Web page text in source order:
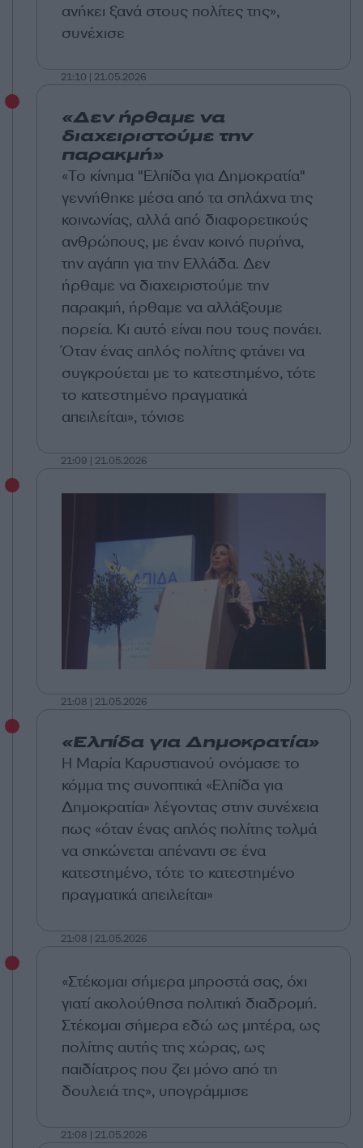
ανήκει ξανά στους πολίτες της»,
συνέχισε
21:10 | 21.05.2026
«Δεν ήρθαμε να
διαχειριστούμε την
παρακμή»
«Το κίνημα "Ελπίδα για Δημοκρατία"
γεννήθηκε μέσα από τα σπλάχνα της
κοινωνίας, αλλά από διαφορετικούς
ανθρώπους, με έναν κοινό πυρήνα,
την αγάπη για την Ελλάδα. Δεν
ήρθαμε να διαχειριστούμε την
παρακμή, ήρθαμε να αλλάξουμε
πορεία. Κι αυτό είναι που τους πονάει.
Όταν ένας απλός πολίτης φτάνει να
συγκρούεται με το κατεστημένο, τότε
το κατεστημένο πραγματικά
απειλείται», τόνισε
21:09 | 21.05.2026
21:08 | 21.05.2026
«Ελπίδα για Δημοκρατία»
Η Μαρία Καρυστιανού ονόμασε το
κόμμα της συνοπτικά «Ελπίδα για
Δημοκρατία» λέγοντας στην συνέχεια
πως «όταν ένας απλός πολίτης τολμά
να σηκώνεται απέναντι σε ένα
κατεστημένο, τότε το κατεστημένο
πραγματικά απειλείται»
21:08 | 21.05.2026
«Στέκομαι σήμερα μπροστά σας, όχι
γιατί ακολούθησα πολιτική διαδρομή.
Στέκομαι σήμερα εδώ ως μητέρα, ως
πολίτης αυτής της χώρας, ως
παιδίατρος που ζει μόνο από τη
δουλειά της», υπογράμμισε
21:08 | 21.05.2026